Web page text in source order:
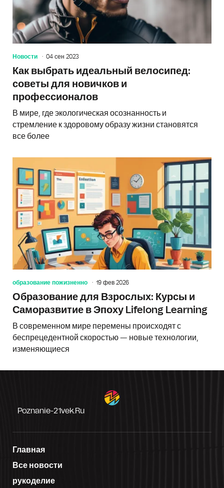
Новости 04 сен 2023
Как выбрать идеальный велосипед:
советы для новичков и
профессионалов
В мире, где экологическая осознанность и
стремление к здоровому образу жизни становятся
все более
образование пожизненно 19 фев 2026
Образование для Взрослых: Курсы и
Саморазвитие в Эпоху Lifelong Learning
В современном мире перемены происходят с
беспрецедентной скоростью — новые технологии,
изменяющиеся
Poznanie-21vek.ru
Главная
Все новости
рукоделие